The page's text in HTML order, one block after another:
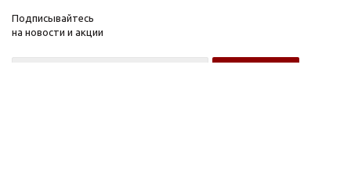
Подписывайтесь
на новости и акции